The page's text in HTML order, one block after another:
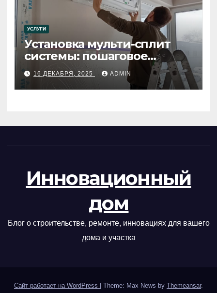
УСЛУГИ
Установка мульти-сплит
системы: пошаговое
руководство
16 ДЕКАБРЯ, 2025 ADMIN
Инновационный
дом
Блог о строительстве, ремонте, инновациях для вашего
дома и участка
Сайт работает на WordPress Theme: Max News by Themeansar.